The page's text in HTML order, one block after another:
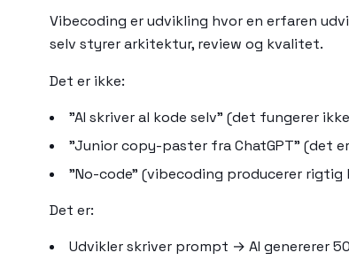
Vibecoding er udvikling hvor en erfaren
selv styrer arkitektur, review og kvalitet.
Det er ikke:
"AI skriver al kode selv" (det fungerer
"Junior copy-paster fra ChatGPT" (det
"No-code" (vibecoding producerer rigtig
Det er:
Udvikler skriver prompt → AI genererer